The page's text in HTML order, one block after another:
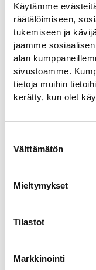
Käytämme
räätälöimiseen,
tukemiseen ja
jaamme
alan
sivustoamme.
tietoja muihin
kerätty, kun olet
valinta
Välttämätön
Mieltymykset
Tilastot
Markkinointi
HAKU
Pulsan
Renovated
Quality